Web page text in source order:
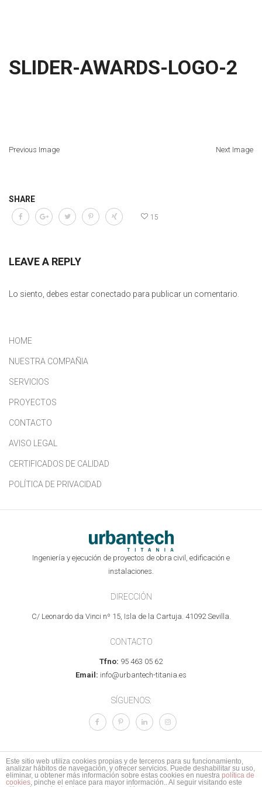
SLIDER-AWARDS-LOGO-2
Previous Image Next Image
SHARE
15
LEAVE A REPLY
Lo siento, debes estar conectado para publicar un comentario.
HOME
NUESTRA COMPAÑIA
SERVICIOS
PROYECTOS
CONTACTO
AVISO LEGAL
CERTIFICADOS DE CALIDAD
POLÍTICA DE PRIVACIDAD
Ingeniería y ejecución de proyectos de obra civil, edificación e
instalaciones.
DIRECCIÓN
C/ Leonardo da Vinci nº 15, Isla de la Cartuja. 41092 Sevilla.
CONTACTO
Tfno: 95 463 05 62
Email: info@urbantech-titania.es
SÍGUENOS:
© 2017 Todos los derechos reservados.Aviso legalIPolítica de PrivacidadI
Este sitio web utiliza cookies propias y de terceros para su funcionamiento,
analizar hábitos de navegación, y ofrecer servicios. Puede deshabilitar su uso,
eliminar, u obtener más información sobre estas cookies en nuestra política de
cookies, pinche el enlace para mayor información.. Al seguir visitando este